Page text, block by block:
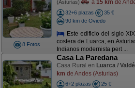
8 Fotos
(Asturias) a 15 km de
32+6 plazas
35 €
90 km de Oviedo
Este edificio del siglo
costera de Luarca, en
Indianos modernista pert ...
Casa La Paredana
Casa Rural en Luarca /
km de Andes (Asturias)
6+2 plazas
25 €